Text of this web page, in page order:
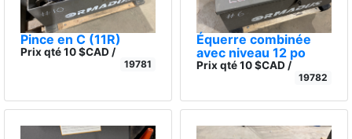
Pince en C (11R)
Prix qté 10 $CAD /
19781
Équerre combinée
avec niveau 12 po
Prix qté 10 $CAD /
19782